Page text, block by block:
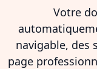
Votre
navigable, des
page